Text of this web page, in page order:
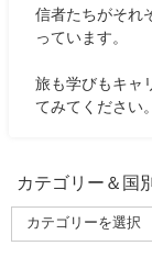
信者たちがそれ
っています。
旅も学びもキャ
てみてください。
カテゴリー＆国別